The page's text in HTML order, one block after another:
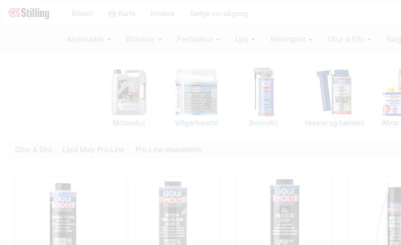
Bílaleit Karfa Innskrá Sækja um aðgang
Atvinnutæki Bílavörur Ferðavörur Ljós Mótorsport Olíur & Efni
Mótorolíur Viðgerðarefni Smurefni Hreinsi og bætiefni
Olíur & Efni Liqui Moly Pro-Line Pro-Line olíubætiefni